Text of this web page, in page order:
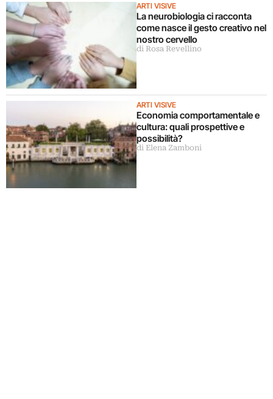
ARTI VISIVE
La neurobiologia ci racconta
come nasce il gesto creativo nel
nostro cervello
di Rosa Revellino
ARTI VISIVE
Economia comportamentale e
cultura: quali prospettive e
possibilità?
di Elena Zamboni